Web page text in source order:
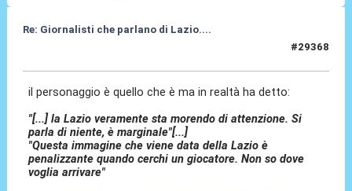
Re: Giornalisti che parlano di Lazio....
#29368
il personaggio è quello che è ma in realtà ha detto:
"[...] la Lazio veramente sta morendo di attenzione. Si
parla di niente, è marginale"[...]
"Questa immagine che viene data della Lazio è
penalizzante quando cerchi un giocatore. Non so dove
voglia arrivare"